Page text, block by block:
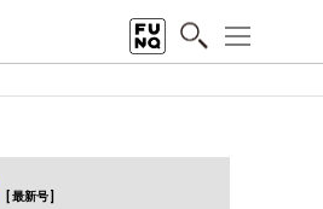
[ 最新号 ]